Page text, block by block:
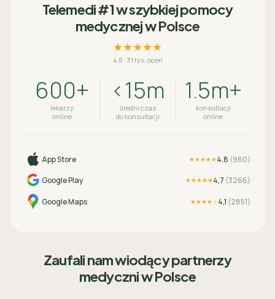
Telemedi #1 w szybkiej pomocy
medycznej w Polsce
★★★★★
4.8 · 31 tys. ocen
600+
lekarzy
online
<15m
średni czas
do konsultacji
1.5m+
konsultacji
online
App Store ★★★★★4,8 (960)
Google Play
★★★★★4,7 (3266)
Google Maps ★★★★★4,1 (2851)
Zaufali nam wiodący partnerzy
medyczni w Polsce